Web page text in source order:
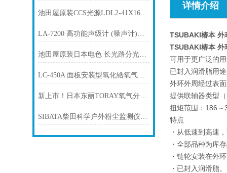
池田屋原装CCS光源LDL2-41X16RD-M12产品介绍技术参数
LA-7200 高功能声级计 (噪声计)ONOSOKKI小野
池田屋原装日本电色 长光路分光色差仪 ASA-2产品介绍技术参
LC-450A 面板安装型氧化锆氧气浓度计 TORAY东丽
新上市！日本东丽TORAY氧气分析仪新型号RF-400-01氧化锆氧浓度计
SIBATA柴田科学户外粉尘监测仪FLD-1
详情介绍
TSUBAKI椿本 外
TSUBAKI椿本 外
可用于更广泛的
已封入润滑脂用
外环外周经过表
提供联轴器类型
扭矩范围：186～
特点
・从低速到高速
・全部品种为库
・链轮安装在外
・已封入润滑脂。